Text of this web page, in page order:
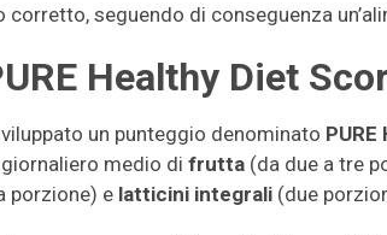
seguendo di conseguenza
Healthy Diet
un punteggio denominato
medio di frutta (da due a tre
porzione) e latticini integrali (due